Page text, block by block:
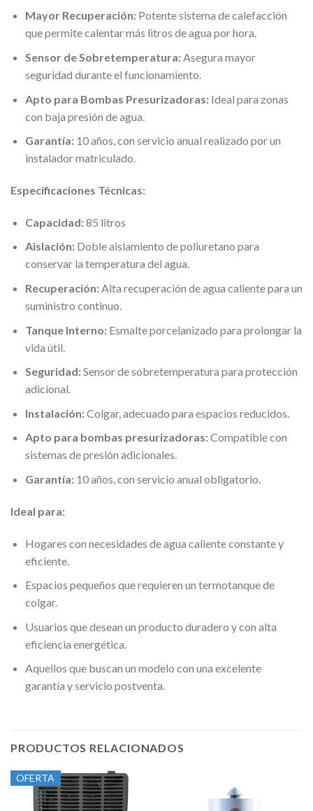
Mayor Recuperación:Potente sistema de calefacción
que permite calentar más litros de agua por hora.
Sensor de Sobretemperatura:Asegura mayor
seguridad durante el funcionamiento.
Apto para Bombas Presurizadoras:Ideal para zonas
con baja presión de agua.
Garantía:10 años, con servicio anual realizado por un
instalador matriculado.
Especificaciones Técnicas:
Capacidad:85 litros
Aislación:Doble aislamiento de poliuretano para
conservar la temperatura del agua.
Recuperación:Alta recuperación de agua caliente para un
suministro continuo.
Tanque Interno:Esmalte porcelanizado para prolongar la
vida útil.
Seguridad:Sensor de sobretemperatura para protección
adicional.
Instalación:Colgar, adecuado para espacios reducidos.
Apto para bombas presurizadoras:Compatible con
sistemas de presión adicionales.
Garantía:10 años, con servicio anual obligatorio.
Ideal para:
Hogares con necesidades de agua caliente constante y
eficiente.
Espacios pequeños que requieren un termotanque de
colgar.
Usuarios que desean un producto duradero y con alta
eficiencia energética.
Aquellos que buscan un modelo con una excelente
garantía y servicio postventa.
PRODUCTOS RELACIONADOS
OFERTA